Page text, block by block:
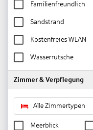
Familienfreundlich
Sandstrand
Kostenfreies WLAN
Wasserrutsche
Zimmer & Verpflegung
Alle Zimmertypen
Meerblick